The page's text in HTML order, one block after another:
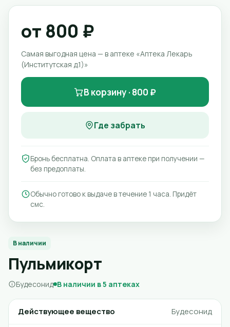
В наличии
Пульмикорт
Будесонид В наличии в 5 аптеках
Действующее вещество Будесонид
от 800 ₽
Самая выгодная цена — в аптеке «Аптека Лекарь
(Институтская д.1)»
В корзину · 800 ₽
Где забрать
Бронь бесплатна. Оплата в аптеке при получении —
без предоплаты.
Обычно готово к выдаче в течение 1 часа. Придёт
смс.